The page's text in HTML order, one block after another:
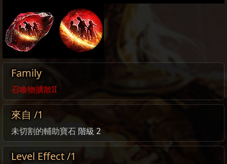
Family
召喚物擴散II
來自 /1
未切割的輔助寶石階級 2
Level Effect /1